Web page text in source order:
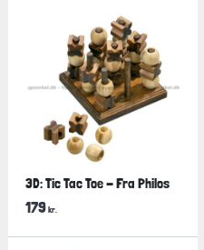
3D: Tic Tac Toe - Fra Philos
179kr.